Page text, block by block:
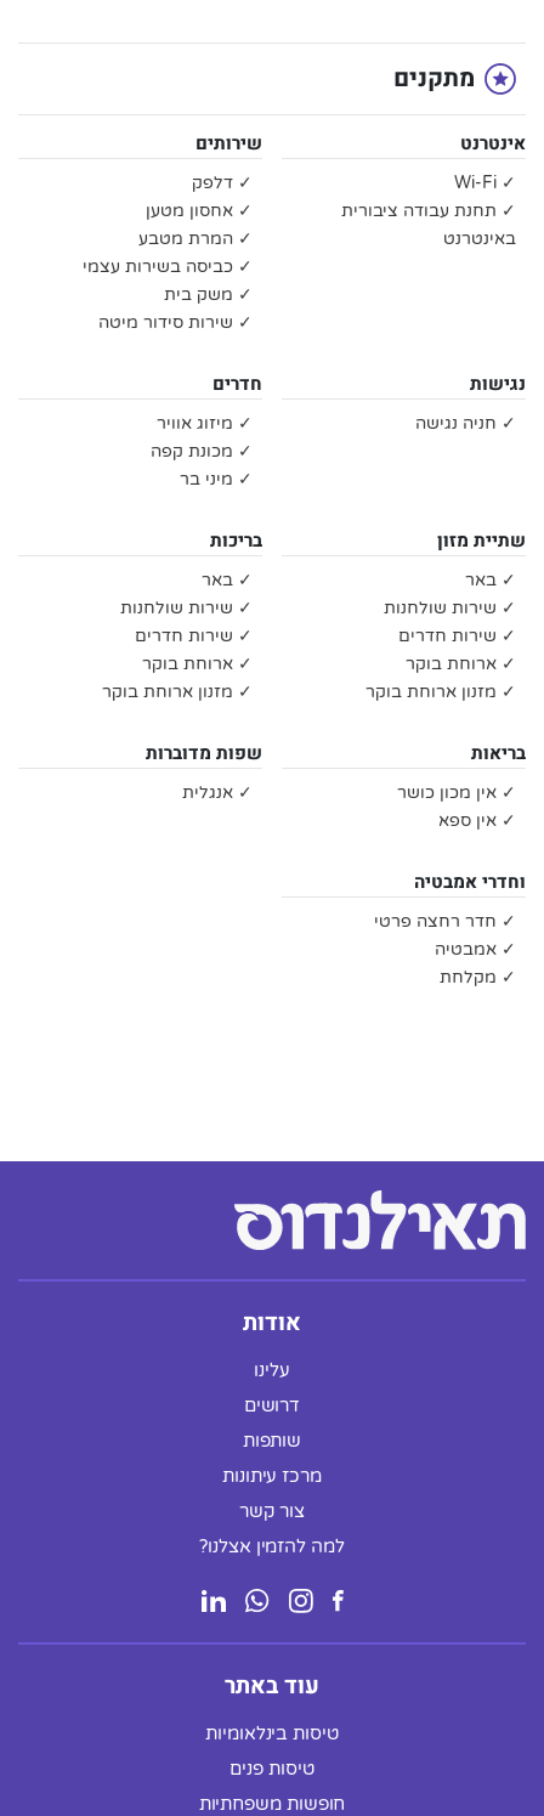
מתקנים
אינטרנט
✓ Wi-Fi
✓ תחנת עבודה ציבורית
באינטרנט
שירותים
✓ דלפק
✓ אחסון מטען
✓ המרת מטבע
✓ כביסה בשירות עצמי
✓ משק בית
✓ שירות סידור מיטה
נגישות
✓ חניה נגישה
חדרים
✓ מיזוג אוויר
✓ מכונת קפה
✓ מיני בר
שתיית מזון
✓ באר
✓ שירות שולחנות
✓ שירות חדרים
✓ ארוחת בוקר
✓ מזנון ארוחת בוקר
בריכות
✓ באר
✓ שירות שולחנות
✓ שירות חדרים
✓ ארוחת בוקר
✓ מזנון ארוחת בוקר
בריאות
✓ אין מכון כושר
✓ אין ספא
שפות מדוברות
✓ אנגלית
וחדרי אמבטיה
✓ חדר רחצה פרטי
✓ אמבטיה
✓ מקלחת
אודות
עלינו
דרושים
שותפות
מרכז עיתונות
צור קשר
למה להזמין אצלנו?
עוד באתר
טיסות בינלאומיות
טיסות פנים
חופשות משפחתיות